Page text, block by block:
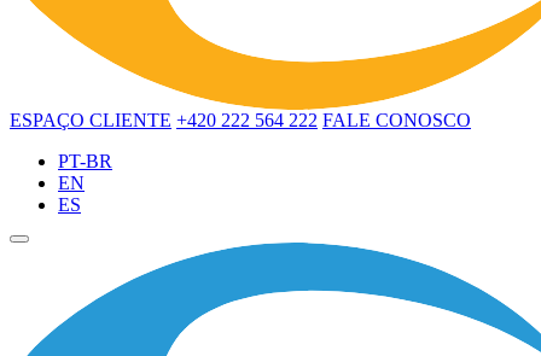
ESPAÇO CLIENTE +420 222 564 222 FALE CONOSCO
PT-BR
EN
ES